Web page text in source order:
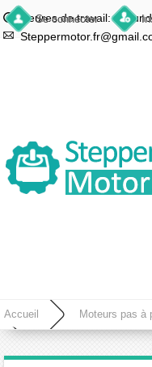
Se connecter
Heures de travail: du
Accueil Moteurs pas à